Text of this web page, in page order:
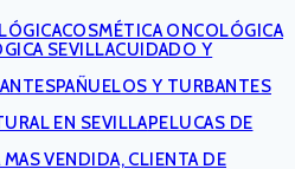
COSMÉTICA ONCOLÓGICA
CUIDADO Y
PAÑUELOS Y TURBANTES
PELUCAS DE